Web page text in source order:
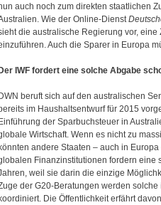
auch noch zum direkten staatlichen
Wie der Online-Dienst
die australische Regierung vor,
Auch die Sparer in Europa
Der IWF fordert eine solche Abgabe
DWN beruft sich auf den australischen
im Haushaltsentwurf für 2015
Einführung der Sparbuchsteuer in
Wirtschaft. Wenn es nicht zu
könnten andere Staaten – auch in
Finanzinstitutionen fordern eine
weil sie darin die einzige
der G20-Beratungen werden
koordiniert. Die Öffentlichkeit erfährt